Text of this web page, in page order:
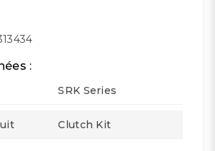
:
SRK Series
Clutch Kit